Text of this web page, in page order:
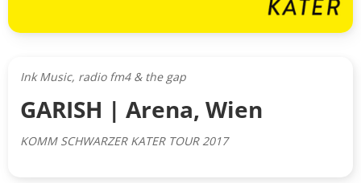
Ink Music, radio fm4 & the gap
GARISH | Arena, Wien
KOMM SCHWARZER KATER TOUR 2017